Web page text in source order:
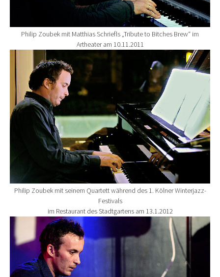
Philip Zoubek mit Matthias Schriefls „Tribute to Bitches Brew“ im
Artheater am 10.11.2011
Show larger version for:
Philip Zoubek mit seinem Quartett während des 1. Kölner Winterjazz-
Festivals
im Restaurant des Stadtgartens am 13.1.2012
Show larger version for: